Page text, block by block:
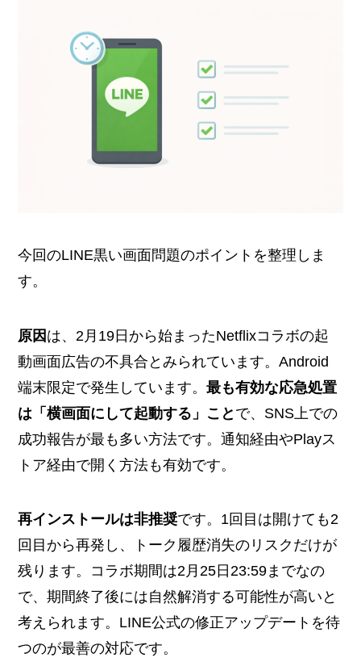
今回のLINE黒い画面問題のポイントを整理しま
す。
原因 は、2月19日から始まったNetflixコラボの起
動画面広告の不具合とみられています。Android
端末限定で発生しています。最も有効な応急処置
は「横画面にして起動する」こと で、SNS上での
成功報告が最も多い方法です。通知経由やPlayス
トア経由で開く方法も有効です。
再インストールは非推奨です。1回目は開けても2
回目から再発し、トーク履歴消失のリスクだけが
残ります。コラボ期間は2月25日23:59までなの
で、期間終了後には自然解消する可能性が高いと
考えられます。LINE公式の修正アップデートを待
つのが最善の対応です。